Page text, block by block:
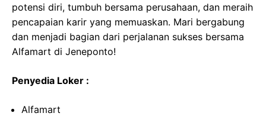
potensi diri, tumbuh bersama perusahaan, dan meraih
pencapaian karir yang memuaskan. Mari bergabung
dan menjadi bagian dari perjalanan sukses bersama
Alfamart di Jeneponto!
Penyedia Loker :
Alfamart